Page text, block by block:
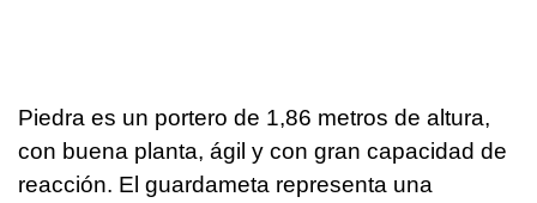
Piedra es un portero de 1,86 metros de altura,
con buena planta, ágil y con gran capacidad de
reacción. El guardameta representa una